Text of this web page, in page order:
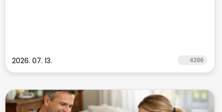
2026. 07. 13. 4206